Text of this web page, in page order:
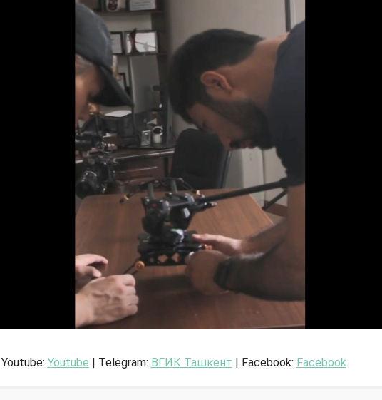
Youtube: Youtube | Telegram: ВГИК Ташкент | Facebook: Facebook